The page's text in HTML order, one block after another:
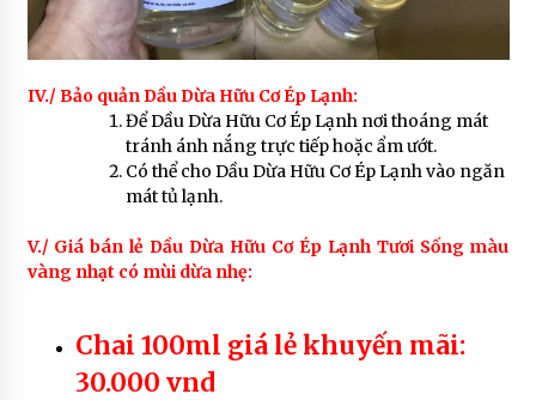
IV./ Bảo quản Dầu Dừa Hữu Cơ Ép Lạnh:
Để Dầu Dừa Hữu Cơ Ép Lạnh nơi thoáng mát
tránh ánh nắng trực tiếp hoặc ẩm ướt.
Có thể cho Dầu Dừa Hữu Cơ Ép Lạnh vào ngăn
mát tủ lạnh.
V./ Giá bán lẻ Dầu Dừa Hữu Cơ Ép Lạnh Tươi Sống màu
vàng nhạt có mùi dừa nhẹ:
Chai 100ml giá lẻ khuyến mãi:
30.000 vnd